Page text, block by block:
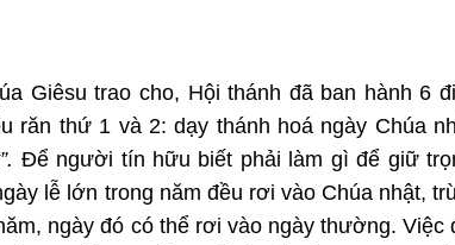
Giêsu trao cho, Hội thánh đã ban hành 6
răn thứ 1 và 2: dạy thánh hoá ngày Chúa
Để người tín hữu biết phải làm gì để giữ
lễ lớn trong năm đều rơi vào Chúa nhật,
ngày đó có thể rơi vào ngày thường. Việc